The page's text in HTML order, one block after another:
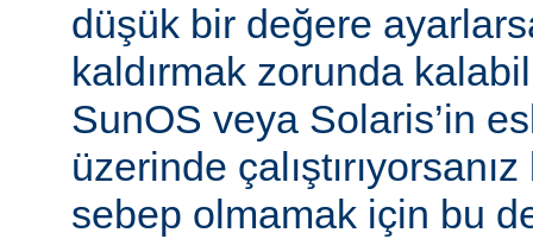
düşük bir değere
kaldırmak zorunda
SunOS veya Solaris’in
üzerinde
sebep olmamak için bu